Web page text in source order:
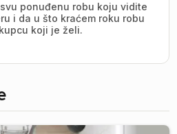
ponuđenu robu koju vidite
i da u što kraćem roku robu
koji je želi.